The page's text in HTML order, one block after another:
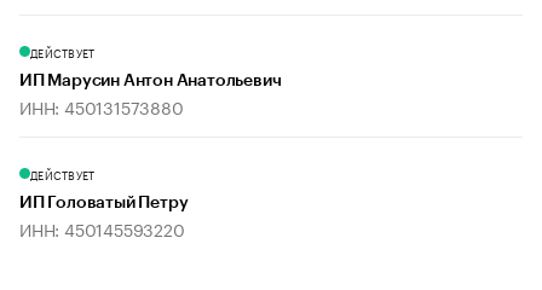
ДЕЙСТВУЕТ
ИП Марусин Антон Анатольевич
ИНН: 450131573880
ДЕЙСТВУЕТ
ИП Головатый Петру
ИНН: 450145593220